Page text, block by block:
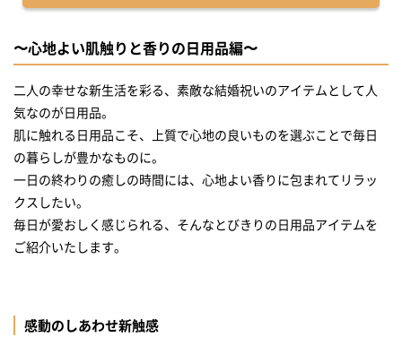
〜心地よい肌触りと香りの日用品編〜
二人の幸せな新生活を彩る、素敵な結婚祝いのアイテムとして人
気なのが日用品。
肌に触れる日用品こそ、上質で心地の良いものを選ぶことで毎日
の暮らしが豊かなものに。
一日の終わりの癒しの時間には、心地よい香りに包まれてリラッ
クスしたい。
毎日が愛おしく感じられる、そんなとびきりの日用品アイテムを
ご紹介いたします。
感動のしあわせ新触感